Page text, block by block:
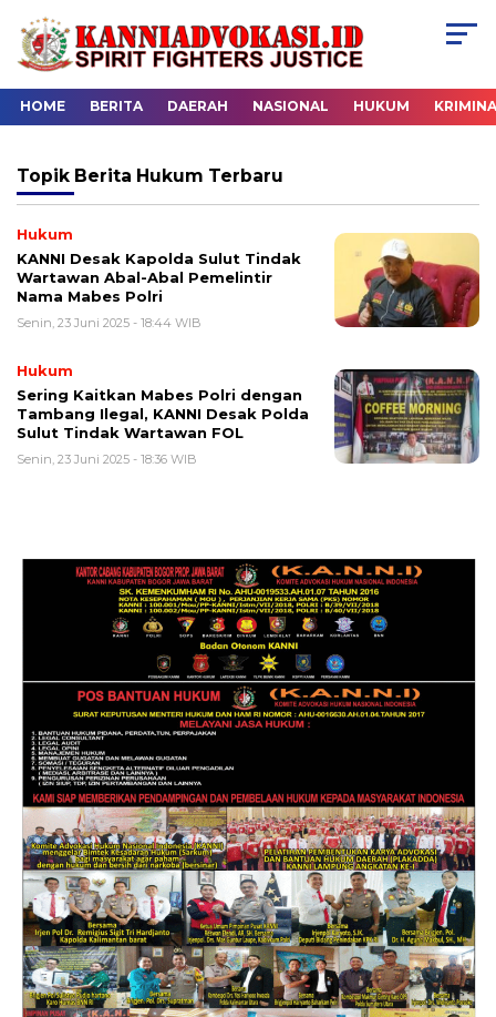
HOME BERITA DAERAH NASIONAL HUKUM
Topik Berita Hukum Terbaru
Hukum
KANNI Desak Kapolda Sulut Tindak
Wartawan Abal-Abal Pemelintir
Nama Mabes Polri
Senin, 23 Juni 2025 - 18:44 WIB
Hukum
Sering Kaitkan Mabes Polri dengan
Tambang Ilegal, KANNI Desak Polda
Sulut Tindak Wartawan FOL
Senin, 23 Juni 2025 - 18:36 WIB